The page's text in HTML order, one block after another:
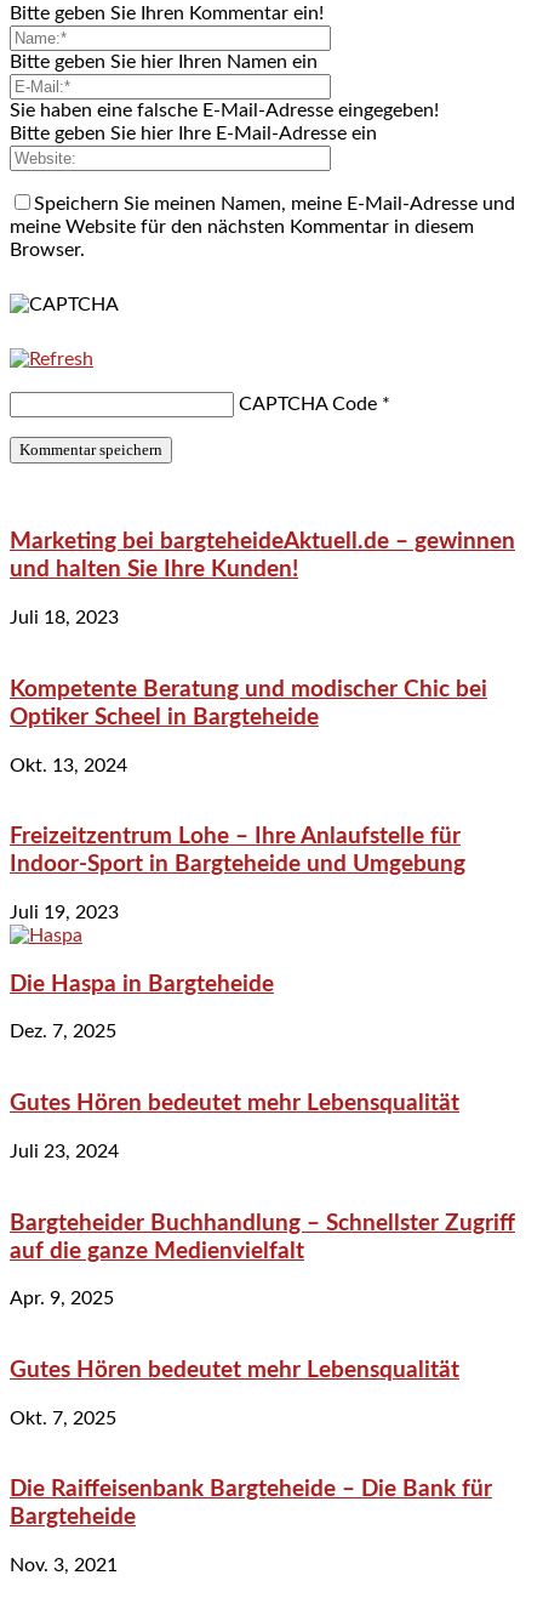
Bitte geben Sie Ihren Kommentar ein!
Bitte geben Sie hier Ihren Namen ein
Sie haben eine falsche E-Mail-Adresse eingegeben!
Bitte geben Sie hier Ihre E-Mail-Adresse ein
Speichern Sie meinen Namen, meine E-Mail-Adresse und
meine Website für den nächsten Kommentar in diesem
Browser.
CAPTCHA Code *
Marketing bei bargteheideAktuell.de – gewinnen
und halten Sie Ihre Kunden!
Juli 18, 2023
Kompetente Beratung und modischer Chic bei
Optiker Scheel in Bargteheide
Okt. 13, 2024
Freizeitzentrum Lohe – Ihre Anlaufstelle für
Indoor-Sport in Bargteheide und Umgebung
Juli 19, 2023
Die Haspa in Bargteheide
Dez. 7, 2025
Gutes Hören bedeutet mehr Lebensqualität
Juli 23, 2024
Bargteheider Buchhandlung – Schnellster Zugriff
auf die ganze Medienvielfalt
Apr. 9, 2025
Gutes Hören bedeutet mehr Lebensqualität
Okt. 7, 2025
Die Raiffeisenbank Bargteheide – Die Bank für
Bargteheide
Nov. 3, 2021